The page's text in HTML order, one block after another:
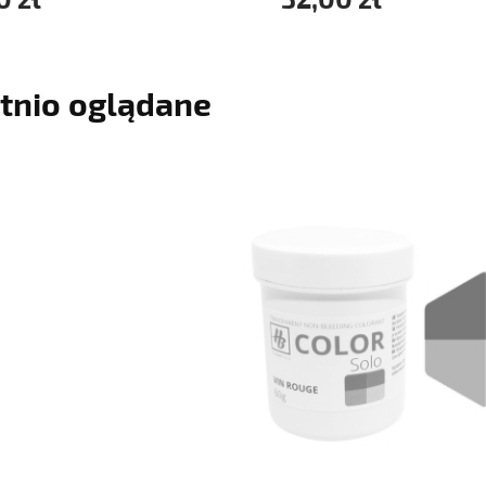
oglądane
powiadom o